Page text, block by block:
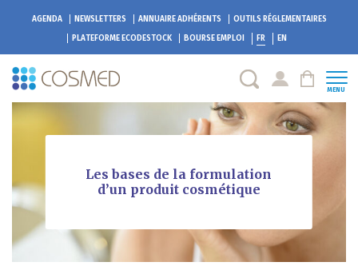
AGENDA NEWSLETTERS ANNUAIRE ADHÉRENTS
OUTILS RÉGLEMENTAIRES
PLATEFORME ECODESTOCK BOURSE EMPLOI FR EN
MENU
Les bases de la formulation
d’un produit cosmétique